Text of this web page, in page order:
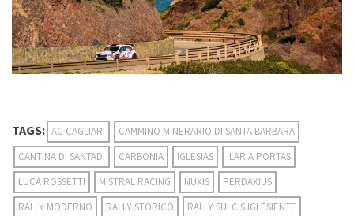
TAGS: AC CAGLIARI
CAMMINO MINERARIO DI SANTA BARBARA
CANTINA DI SANTADI
CARBONIA IGLESIAS
ILARIA PORTAS
LUCA ROSSETTI
MISTRAL RACING NUXIS
PERDAXIUS
RALLY MODERNO
RALLY STORICO
RALLY SULCIS IGLESIENTE